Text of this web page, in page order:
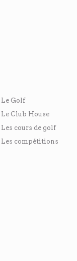
Le Golf
Le Club House
Les cours de golf
Les compétitions